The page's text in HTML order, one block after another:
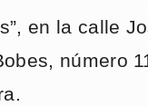
en la calle
número